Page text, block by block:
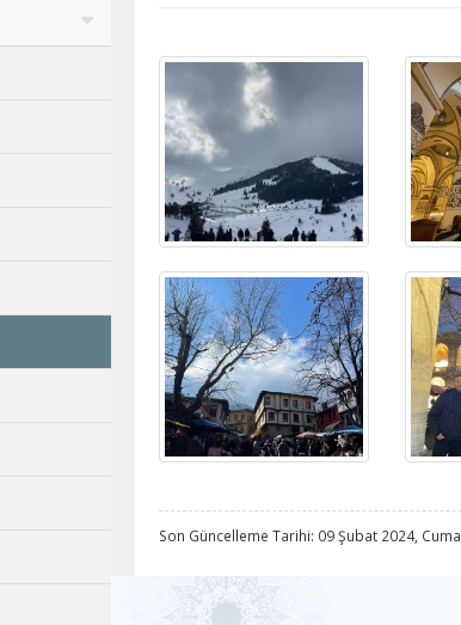
Son Güncelleme Tarihi: 09 Şubat 2024, Cuma